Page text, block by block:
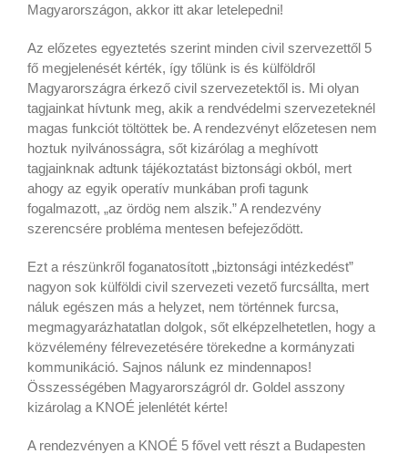
Magyarországon, akkor itt akar letelepedni!
Az előzetes egyeztetés szerint minden civil szervezettől 5
fő megjelenését kérték, így tőlünk is és külföldről
Magyarországra érkező civil szervezetektől is. Mi olyan
tagjainkat hívtunk meg, akik a rendvédelmi szervezeteknél
magas funkciót töltöttek be. A rendezvényt előzetesen nem
hoztuk nyilvánosságra, sőt kizárólag a meghívott
tagjainknak adtunk tájékoztatást biztonsági okból, mert
ahogy az egyik operatív munkában profi tagunk
fogalmazott, „az ördög nem alszik.” A rendezvény
szerencsére probléma mentesen befejeződött.
Ezt a részünkről foganatosított „biztonsági intézkedést”
nagyon sok külföldi civil szervezeti vezető furcsállta, mert
náluk egészen más a helyzet, nem történnek furcsa,
megmagyarázhatatlan dolgok, sőt elképzelhetetlen, hogy a
közvélemény félrevezetésére törekedne a kormányzati
kommunikáció. Sajnos nálunk ez mindennapos!
Összességében Magyarországról dr. Goldel asszony
kizárolag a KNOÉ jelenlétét kérte!
A rendezvényen a KNOÉ 5 fővel vett részt a Budapesten